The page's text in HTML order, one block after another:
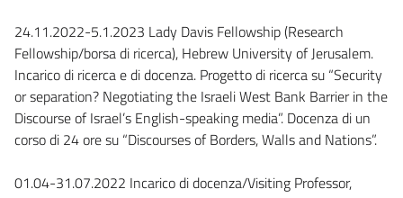
24.11.2022-5.1.2023 Lady Davis Fellowship (Research
Fellowship/borsa di ricerca), Hebrew University of Jerusalem.
Incarico di ricerca e di docenza. Progetto di ricerca su “Security
or separation? Negotiating the Israeli West Bank Barrier in the
Discourse of Israel’s English-speaking media”. Docenza di un
corso di 24 ore su “Discourses of Borders, Walls and Nations”.
01.04-31.07.2022 Incarico di docenza/Visiting Professor,